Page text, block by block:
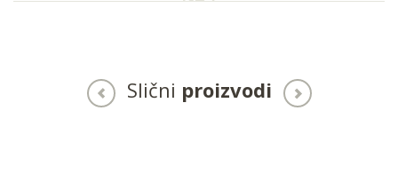
Slični proizvodi